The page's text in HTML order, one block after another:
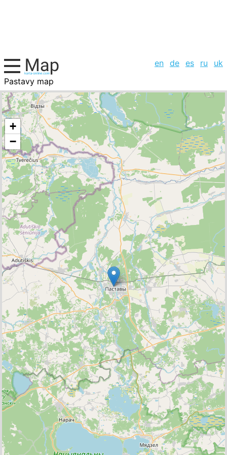
en de es ru
uk
Pastavy map
Belarus, cities list
+
−